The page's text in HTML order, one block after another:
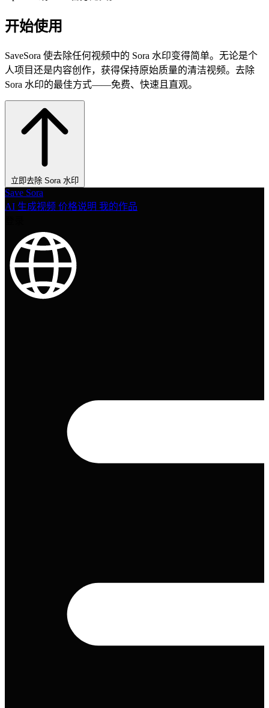
开始使用
SaveSora 使去除任何视频中的 Sora 水印变得简单。无论是个
人项目还是内容创作，获得保持原始质量的清洁视频。去除
Sora 水印的最佳方式——免费、快速且直观。
立即去除 Sora 水印
Save Sora
AI 生成视频 价格说明 我的作品